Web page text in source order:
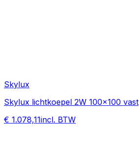
Skylux
Skylux lichtkoepel 2W 100x100 vast
€ 1.078,11incl. BTW